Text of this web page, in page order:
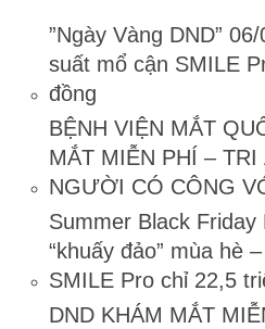
”Ngày Vàng DND”
suất mổ cận SMILE
đồng
BỆNH VIỆN MẮT
MẮT MIỄN PHÍ – TRI
NGƯỜI CÓ CÔNG
Summer Black
“khuấy đảo” mùa hè
SMILE Pro chỉ 22,5
DND KHÁM MẮT